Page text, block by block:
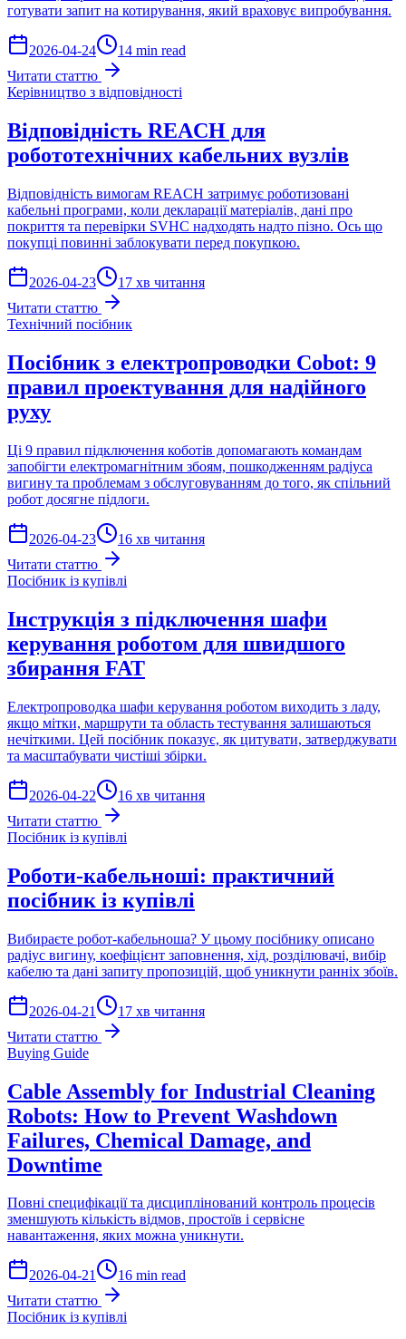
готувати запит на котирування, який враховує випробування.
2026-04-24
14 min read
Читати статтю
Керівництво з відповідності
Відповідність REACH для
робототехнічних кабельних вузлів
Відповідність вимогам REACH затримує роботизовані
кабельні програми, коли декларації матеріалів, дані про
покриття та перевірки SVHC надходять надто пізно. Ось що
покупці повинні заблокувати перед покупкою.
2026-04-23
17 хв читання
Читати статтю
Технічний посібник
Посібник з електропроводки Cobot: 9
правил проектування для надійного
руху
Ці 9 правил підключення коботів допомагають командам
запобігти електромагнітним збоям, пошкодженням радіуса
вигину та проблемам з обслуговуванням до того, як спільний
робот досягне підлоги.
2026-04-23
16 хв читання
Читати статтю
Посібник із купівлі
Інструкція з підключення шафи
керування роботом для швидшого
збирання FAT
Електропроводка шафи керування роботом виходить з ладу,
якщо мітки, маршрути та область тестування залишаються
нечіткими. Цей посібник показує, як цитувати, затверджувати
та масштабувати чистіші збірки.
2026-04-22
16 хв читання
Читати статтю
Посібник із купівлі
Роботи-кабельноші: практичний
посібник із купівлі
Вибираєте робот-кабельноша? У цьому посібнику описано
радіус вигину, коефіцієнт заповнення, хід, розділювачі, вибір
кабелю та дані запиту пропозицій, щоб уникнути ранніх збоїв.
2026-04-21
17 хв читання
Читати статтю
Buying Guide
Cable Assembly for Industrial Cleaning
Robots: How to Prevent Washdown
Failures, Chemical Damage, and
Downtime
Повні специфікації та дисциплінований контроль процесів
зменшують кількість відмов, простоїв і сервісне
навантаження, яких можна уникнути.
2026-04-21
16 min read
Читати статтю
Посібник із купівлі